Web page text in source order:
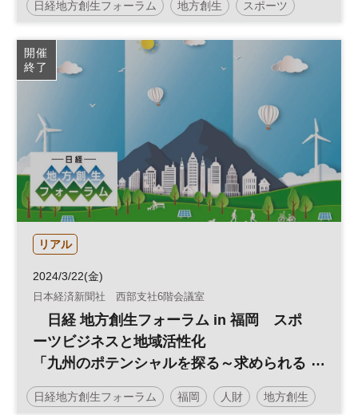
日経地方創生フォーラム 地方創生 スポーツ
健康 SDGs
参加無料
開催
終了
リアル
2024/3/22(金)
日本経済新聞社 西部支社6階会議室
日経 地方創生フォーラム in 福岡 スポ
ーツビジネスと地域活性化
「九州のポテンシャルを探る～求められる
人財育成とは～」
日経地方創生フォーラム 福岡 人財 地方創生